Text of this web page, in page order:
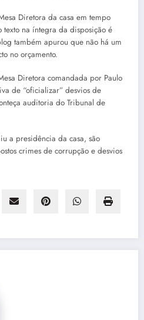
Diretora da casa em tempo
na íntegra da disposição é
também apurou que não há um
no orçamento.
Diretora comandada por Paulo
de “oficializar” desvios de
auditoria do Tribunal de
a presidência da casa, são
crimes de corrupção e desvios